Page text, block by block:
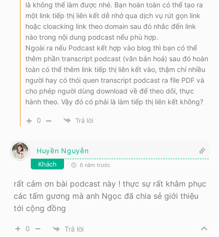
là không thể làm được nhé. Bạn hoàn toàn có thể tạo ra
một link tiếp thị liên kết dễ nhớ qua dịch vụ rút gọn link
hoặc cloacking link theo domain sau đó nhắc đến link
nào trong nội dung podcast nếu phù hợp.
Ngoài ra nếu Podcast kết hợp vào blog thì bạn có thể
thêm phần transcript podcast (văn bản hoá) sau đó hoàn
toàn có thể thêm link tiếp thị liên kết vào, thậm chí nhiều
người hay có thói quen transcript podcast ra file PDF và
cho phép người dùng download về để theo dõi, thực
hành theo. Vậy đó có phải là làm tiếp thị liên kết không?
0 Trả lời
Huyền Nguyễn
Khách 6 năm trước
rất cảm ơn bài podcast này ! thực sự rất khâm phục
các tấm gương mà anh Ngọc đã chia sẻ giới thiệu
tới cộng đồng
0 Trả lời